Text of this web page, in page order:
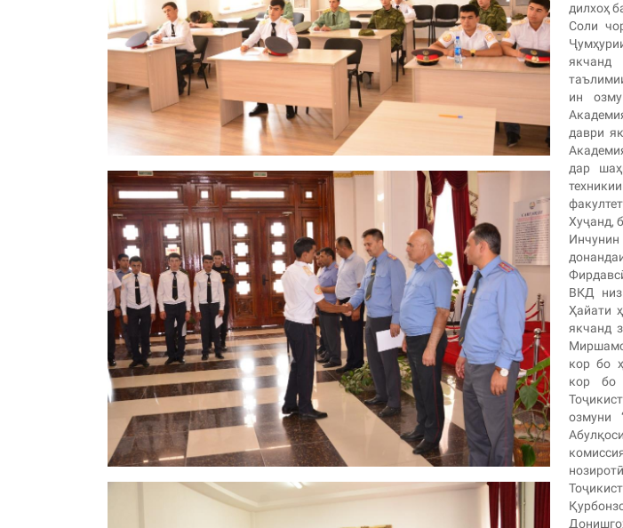
дилхоҳ
Соли
якчанд
ин
даври
дар
Хуҷанд,
ВКД низ
Ҳайати
якчанд
кор бо
кор бо
озмуни